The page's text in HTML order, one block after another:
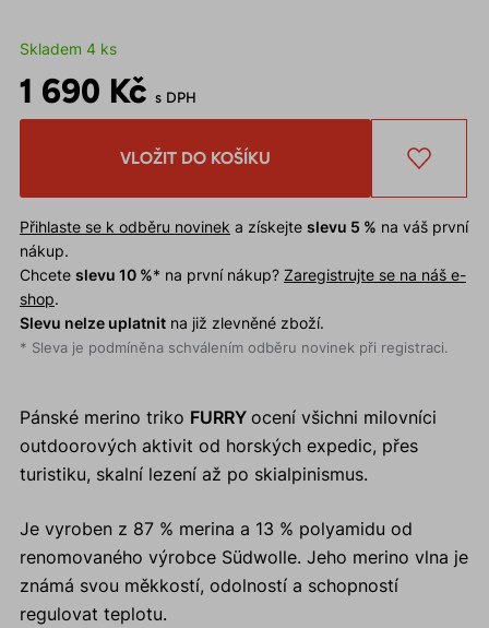
Skladem 4 ks
1 690 Kč s DPH
VLOŽIT DO KOŠÍKU
Přihlaste se k odběru novinek a získejte slevu 5 % na váš první
nákup.
Chcete slevu 10 %* na první nákup? Zaregistrujte se na náš e-
shop.
Slevu nelze uplatnitna již zlevněné zboží.
* Sleva je podmíněna schválením odběru novinek při registraci.
Pánské merino triko FURRY ocení všichni milovníci
outdoorových aktivit od horských expedic, přes
turistiku, skalní lezení až po skialpinismus.
Je vyroben z 87 % merina a 13 % polyamidu od
renomovaného výrobce Südwolle. Jeho merino vlna je
známá svou měkkostí, odolností a schopností
regulovat teplotu.